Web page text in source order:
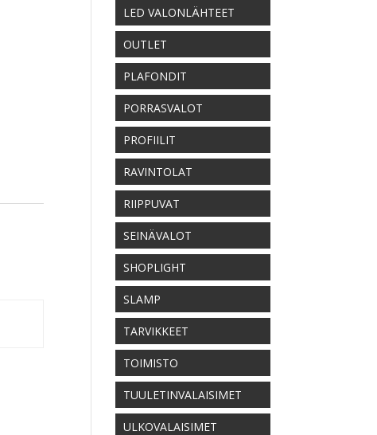
LED VALONLÄHTEET
OUTLET
PLAFONDIT
PORRASVALOT
PROFIILIT
RAVINTOLAT
RIIPPUVAT
SEINÄVALOT
SHOPLIGHT
SLAMP
TARVIKKEET
TOIMISTO
TUULETINVALAISIMET
ULKOVALAISIMET